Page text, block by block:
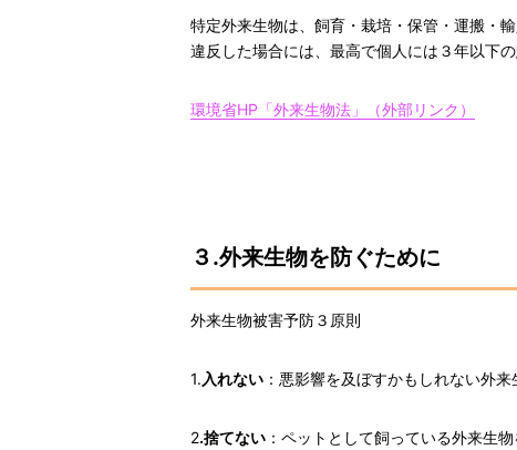
特定外来生物は、飼育・栽培・保管・運搬・
違反した場合には、最高で個人には３年以下
環境省HP「外来生物法」（外部リンク）
３.外来生物を防ぐために
外来生物被害予防３原則
1. 入れない ：悪影響を及ぼすかもしれない外
2.捨てない ：ペットとして飼っている外来生